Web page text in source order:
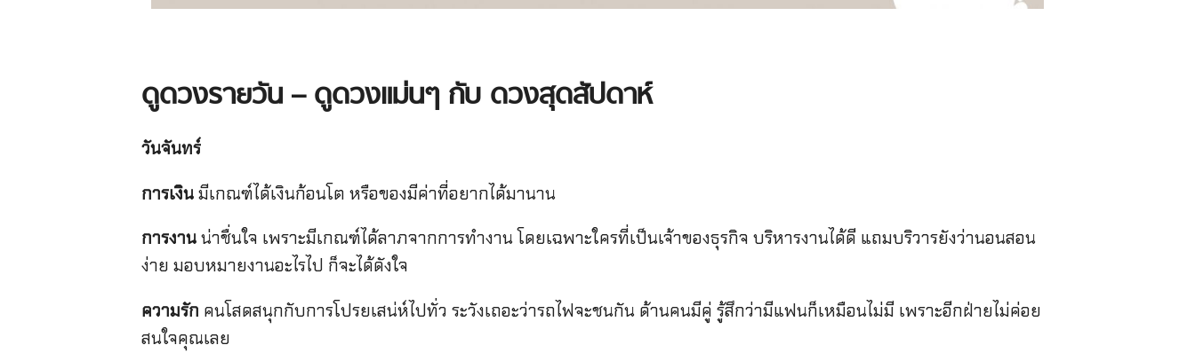
ดูดวงรายวัน– ดูดวงแม่นๆ กับ ดวงสุดสัปดาห์
วันจันทร์
การเงินมีเกณฑ์ได้เงินก้อนโต หรือของมีค่าที่อยากได้มานาน
การงานน่าชื่นใจ เพราะมีเกณฑ์ได้ลาภจากการทำงาน โดยเฉพาะใครที่เป็นเจ้าของธุรกิจ บริหารงานได้ดี แถมบริวารยังว่านอนสอน
ง่าย มอบหมายงานอะไรไป ก็จะได้ดังใจ
ความรัก คนโสดสนุกกับการโปรยเสน่ห์ไปทั่ว ระวังเถอะว่ารถไฟจะชนกัน ด้านคนมีคู่ รู้สึกว่ามีแฟนก็เหมือนไม่มี เพราะอีกฝ่ายไม่ค่อย
สนใจคุณเลย